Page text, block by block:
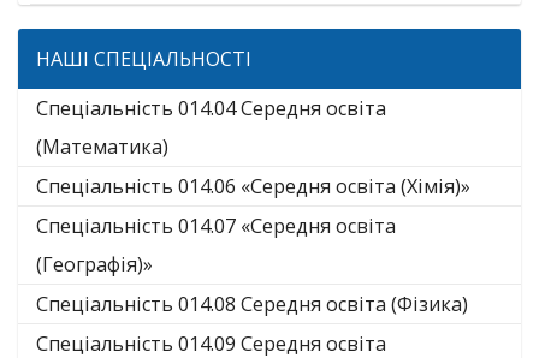
НАШІ СПЕЦІАЛЬНОСТІ
Спеціальність 014.04 Середня освіта
(Математика)
Спеціальність 014.06 «Середня освіта (Хімія)»
Спеціальність 014.07 «Середня освіта
(Географія)»
Спеціальність 014.08 Середня освіта (Фізика)
Спеціальність 014.09 Середня освіта